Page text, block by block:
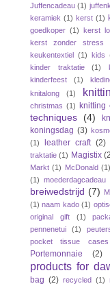
Juffencadeau (1)
keramiek (1) kerst (1)
goedkoper (1) kerst
kerst zonder stress
keukentextiel (1) kids
kinder traktatie (1)
kinderfeest
(1)
knitalong
(1)
christmas (1) knitting
techniques
(4)
koningsdag (3)
(1)
leather craft (2)
traktatie (1) Magistix
Markt (1) McDonald (1)
(1)
moederdagcadeau
breiwedstrijd (7)
(1) naam kado (1)
original gift
(1)
pennenetui
(1)
pocket tissue cases
Portemonnaie (2)
products for
bag (2) recycled (1)